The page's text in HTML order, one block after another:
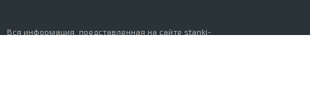
Вся информация, представленная на сайте stanki-